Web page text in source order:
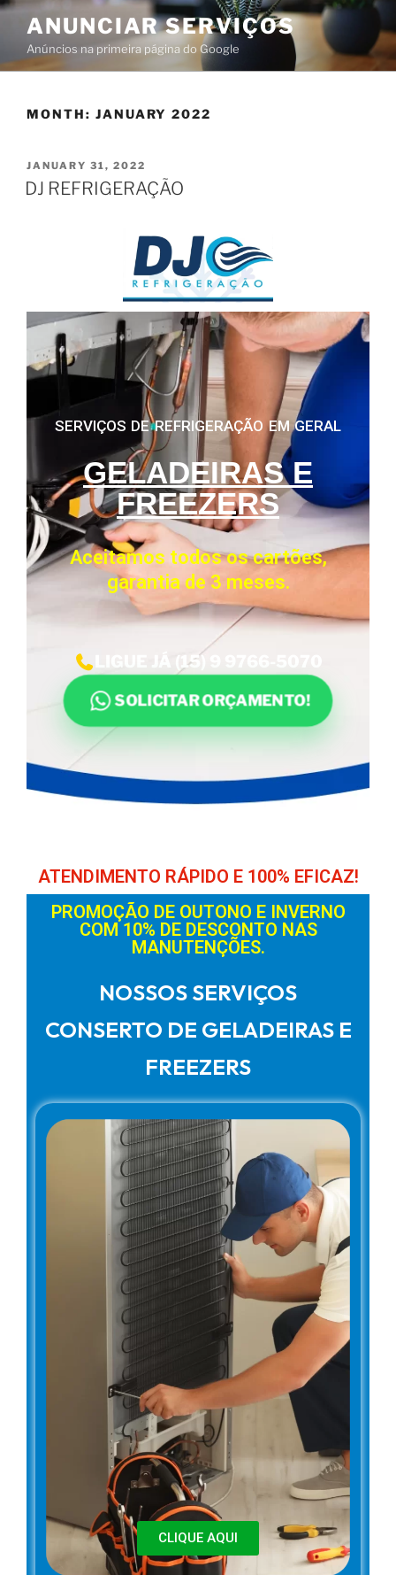
ANUNCIAR SERVIÇOS
Anúncios na primeira página do Google
MONTH: JANUARY 2022
JANUARY 31, 2022
DJ REFRIGERAÇÃO
SERVIÇOS DE REFRIGERAÇÃO EM GERAL
GELADEIRAS E
FREEZERS
Aceitamos todos os cartões,
garantia de 3 meses.
LIGUE JÁ (15) 9 9766-5070
SOLICITAR ORÇAMENTO!
ATENDIMENTO RÁPIDO E 100% EFICAZ!
PROMOÇÃO DE OUTONO E INVERNO
COM 10% DE DESCONTO NAS
MANUTENÇÕES.
NOSSOS SERVIÇOS
CONSERTO DE GELADEIRAS E
FREEZERS
CLIQUE AQUI